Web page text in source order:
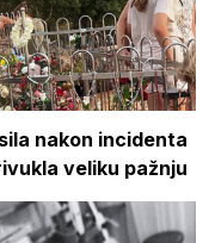
nakon incidenta
veliku pažnju